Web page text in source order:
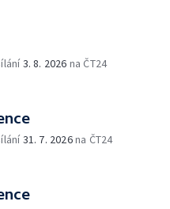
3. 8. 2026 na ČT24
31. 7. 2026na ČT24